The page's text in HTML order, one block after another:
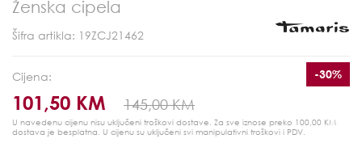
Ženska cipela
Šifra artikla: 19ZCJ21462
Cijena:
101,50 KM 145,00 KM
-30%
U navedenu cijenu nisu uključeni troškovi dostave. Za sve iznose preko 100,00 KM
dostava je besplatna. U cijenu su uključeni svi manipulativni troškovi i PDV.